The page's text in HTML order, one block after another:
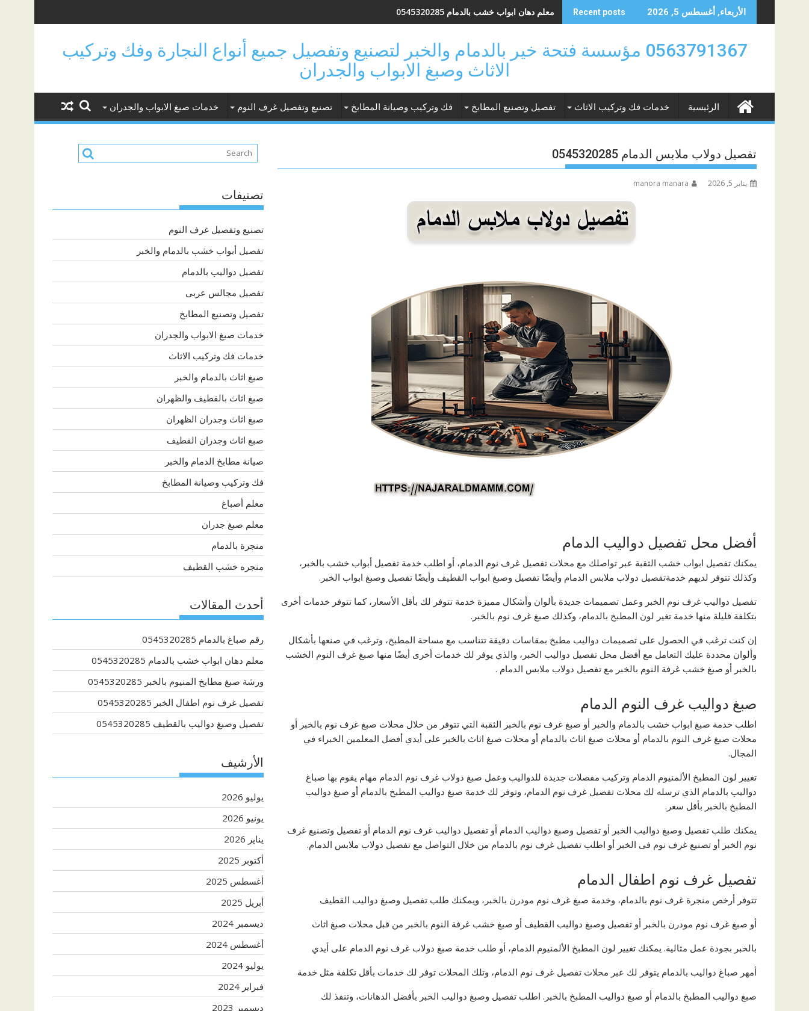
to
الأربعاء, أغسطس 5, 2026 Recent posts معلم دهان ابواب خشب بالدمام 0545320285
0563791367 مؤسسة فتحة خير بالدمام والخبر لتصنيع وتفصيل جميع أنواع النجارة وفك وتركيب
الاثاث وصبغ الابواب والجدران
الرئيسية خدمات فك وتركيب الاثاث تفصيل وتصنيع المطابخ فك وتركيب وصيانة المطابخ تصنيع وتفصيل غرف النوم خدمات صبغ الابواب والجدران
تفصيل دولاب ملابس الدمام 0545320285
يناير 5, 2026 manora manara
أفضل محل تفصيل دواليب الدمام
يمكنك تفصيل ابواب خشب الثقبة عبر تواصلك مع محلات تفصيل غرف نوم الدمام، أو اطلب خدمة تفصيل أبواب خشب بالخبر،
وكذلك تتوفر لديهم خدمةتفصيل دولاب ملابس الدمام وأيضًا تفصيل وصبغ ابواب القطيف وأيضًا تفصيل وصبغ ابواب الخبر.
تفصيل دواليب غرف نوم الخبر وعمل تصميمات جديدة بألوان وأشكال مميزة خدمة تتوفر لك بأقل الأسعار، كما تتوفر خدمات أخرى
بتكلفة قليلة منها خدمة تغير لون المطبخ بالدمام، وكذلك صبغ غرف نوم بالخبر.
إن كنت ترغب في الحصول على تصميمات دواليب مطبخ بمقاسات دقيقة تتناسب مع مساحة المطبخ، وترغب في صنعها بأشكال
وألوان محددة عليك التعامل مع أفضل محل تفصيل دواليب الخبر، والذي يوفر لك خدمات أخرى أيضًا منها صبغ غرف النوم الخشب
بالخبر أو صبغ خشب غرفة النوم بالخبر مع تفصيل دولاب ملابس الدمام .
صبغ دواليب غرف النوم الدمام
اطلب خدمة صبغ ابواب خشب بالدمام والخبر أو صبغ غرف نوم بالخبر الثقبة التي تتوفر من خلال محلات صبغ غرف نوم بالخبر أو
محلات صبغ غرف النوم بالدمام أو محلات صبغ اثاث بالدمام أو محلات صبغ اثاث بالخبر على أيدي أفضل المعلمين الخبراء في
المجال.
تغيير لون المطبخ الألمنيوم الدمام وتركيب مفصلات جديدة للدواليب وعمل صبغ دولاب غرف نوم الدمام مهام يقوم بها صباغ
دواليب بالدمام الذي ترسله لك محلات تفصيل غرف نوم الدمام، وتوفر لك خدمة صبغ دواليب المطبخ بالدمام أو صبغ دواليب
المطبخ بالخبر بأقل سعر.
يمكنك طلب تفصيل وصبغ دواليب الخبر أو تفصيل وصبغ دواليب الدمام أو تفصيل دواليب غرف نوم الدمام أو تفصيل وتصنيع غرف
نوم الخبر أو تصنيع غرف نوم فى الخبر أو اطلب تفصيل غرف نوم بالدمام من خلال التواصل مع تفصيل دولاب ملابس الدمام.
تفصيل غرف نوم اطفال الدمام
تتوفر أرخص منجرة غرف نوم بالدمام، وخدمة صبغ غرف نوم مودرن بالخبر، ويمكنك طلب تفصيل وصبغ دواليب القطيف
أو صبغ غرف نوم مودرن بالخبر أو تفصيل وصبغ دواليب القطيف أو صبغ خشب غرفة النوم بالخبر من قبل محلات صبغ اثاث
بالخبر بجودة عمل مثالية. يمكنك تغيير لون المطبخ الألمنيوم الدمام، أو طلب خدمة صبغ دولاب غرف نوم الدمام على أيدي
أمهر صباغ دواليب بالدمام يتوفر لك عبر محلات تفصيل غرف نوم الدمام، وتلك المحلات توفر لك خدمات بأقل تكلفة مثل خدمة
صبغ دواليب المطبخ بالدمام أو صبغ دواليب المطبخ بالخبر. اطلب تفصيل وصبغ دواليب الخبر بأفضل الدهانات، وتنفذ لك
تصنيفات
تصنيع وتفصيل غرف النوم
تفصيل أبواب خشب بالدمام والخبر
تفصيل دواليب بالدمام
تفصيل مجالس عربى
تفصيل وتصنيع المطابخ
خدمات صبغ الابواب والجدران
خدمات فك وتركيب الاثاث
صبغ اثاث بالدمام والخبر
صبغ اثاث بالقطيف والظهران
صبغ اثاث وجدران الظهران
صبغ اثاث وجدران القطيف
صيانة مطابخ الدمام والخبر
فك وتركيب وصيانة المطابخ
معلم أصباغ
معلم صبغ جدران
منجرة بالدمام
منجره خشب القطيف
أحدث المقالات
رقم صباغ بالدمام 0545320285
معلم دهان ابواب خشب بالدمام 0545320285
ورشة صبغ مطابخ المنيوم بالخبر 0545320285
تفصيل غرف نوم اطفال الخبر 0545320285
تفصيل وصبغ دواليب بالقطيف 0545320285
الأرشيف
يوليو 2026
يونيو 2026
يناير 2026
أكتوبر 2025
أغسطس 2025
أبريل 2025
ديسمبر 2024
أغسطس 2024
يوليو 2024
فبراير 2024
ديسمبر 2023